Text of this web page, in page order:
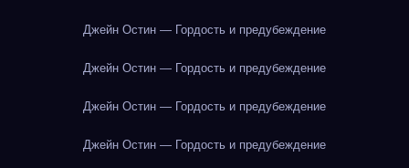
Джейн Остин — Гордость и предубеждение
Джейн Остин — Гордость и предубеждение
Джейн Остин — Гордость и предубеждение
Джейн Остин — Гордость и предубеждение